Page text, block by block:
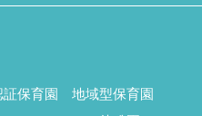
証保育園
地域型保育園